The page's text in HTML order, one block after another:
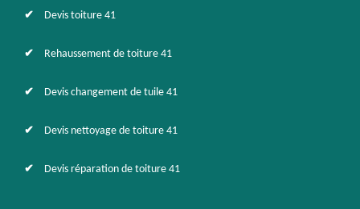
Devis toiture 41
Rehaussement de toiture 41
Devis changement de tuile 41
Devis nettoyage de toiture 41
Devis réparation de toiture 41